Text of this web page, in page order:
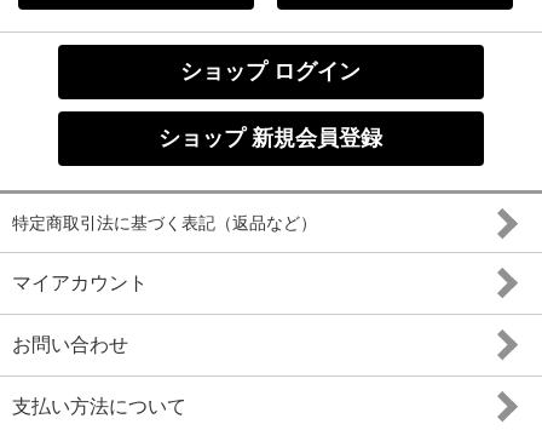
ショップ ログイン
ショップ 新規会員登録
特定商取引法に基づく表記（返品など）
マイアカウント
お問い合わせ
支払い方法について